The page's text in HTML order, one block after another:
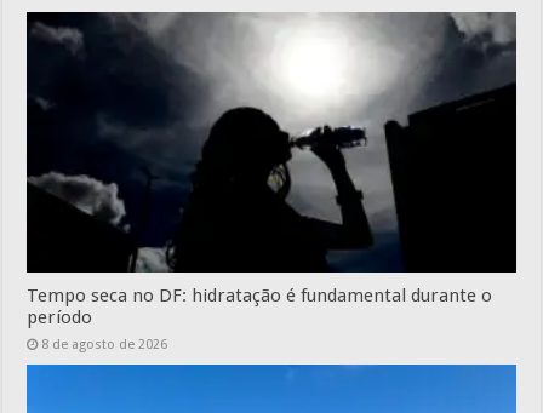
Tempo seca no DF: hidratação é fundamental durante o
período
8 de agosto de 2026